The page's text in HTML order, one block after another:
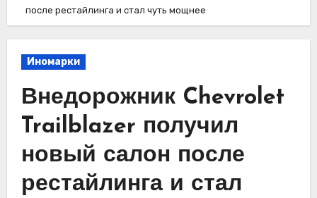
после рестайлинга и стал чуть мощнее
Иномарки
Внедорожник Chevrolet
Trailblazer получил
новый салон после
рестайлинга и стал